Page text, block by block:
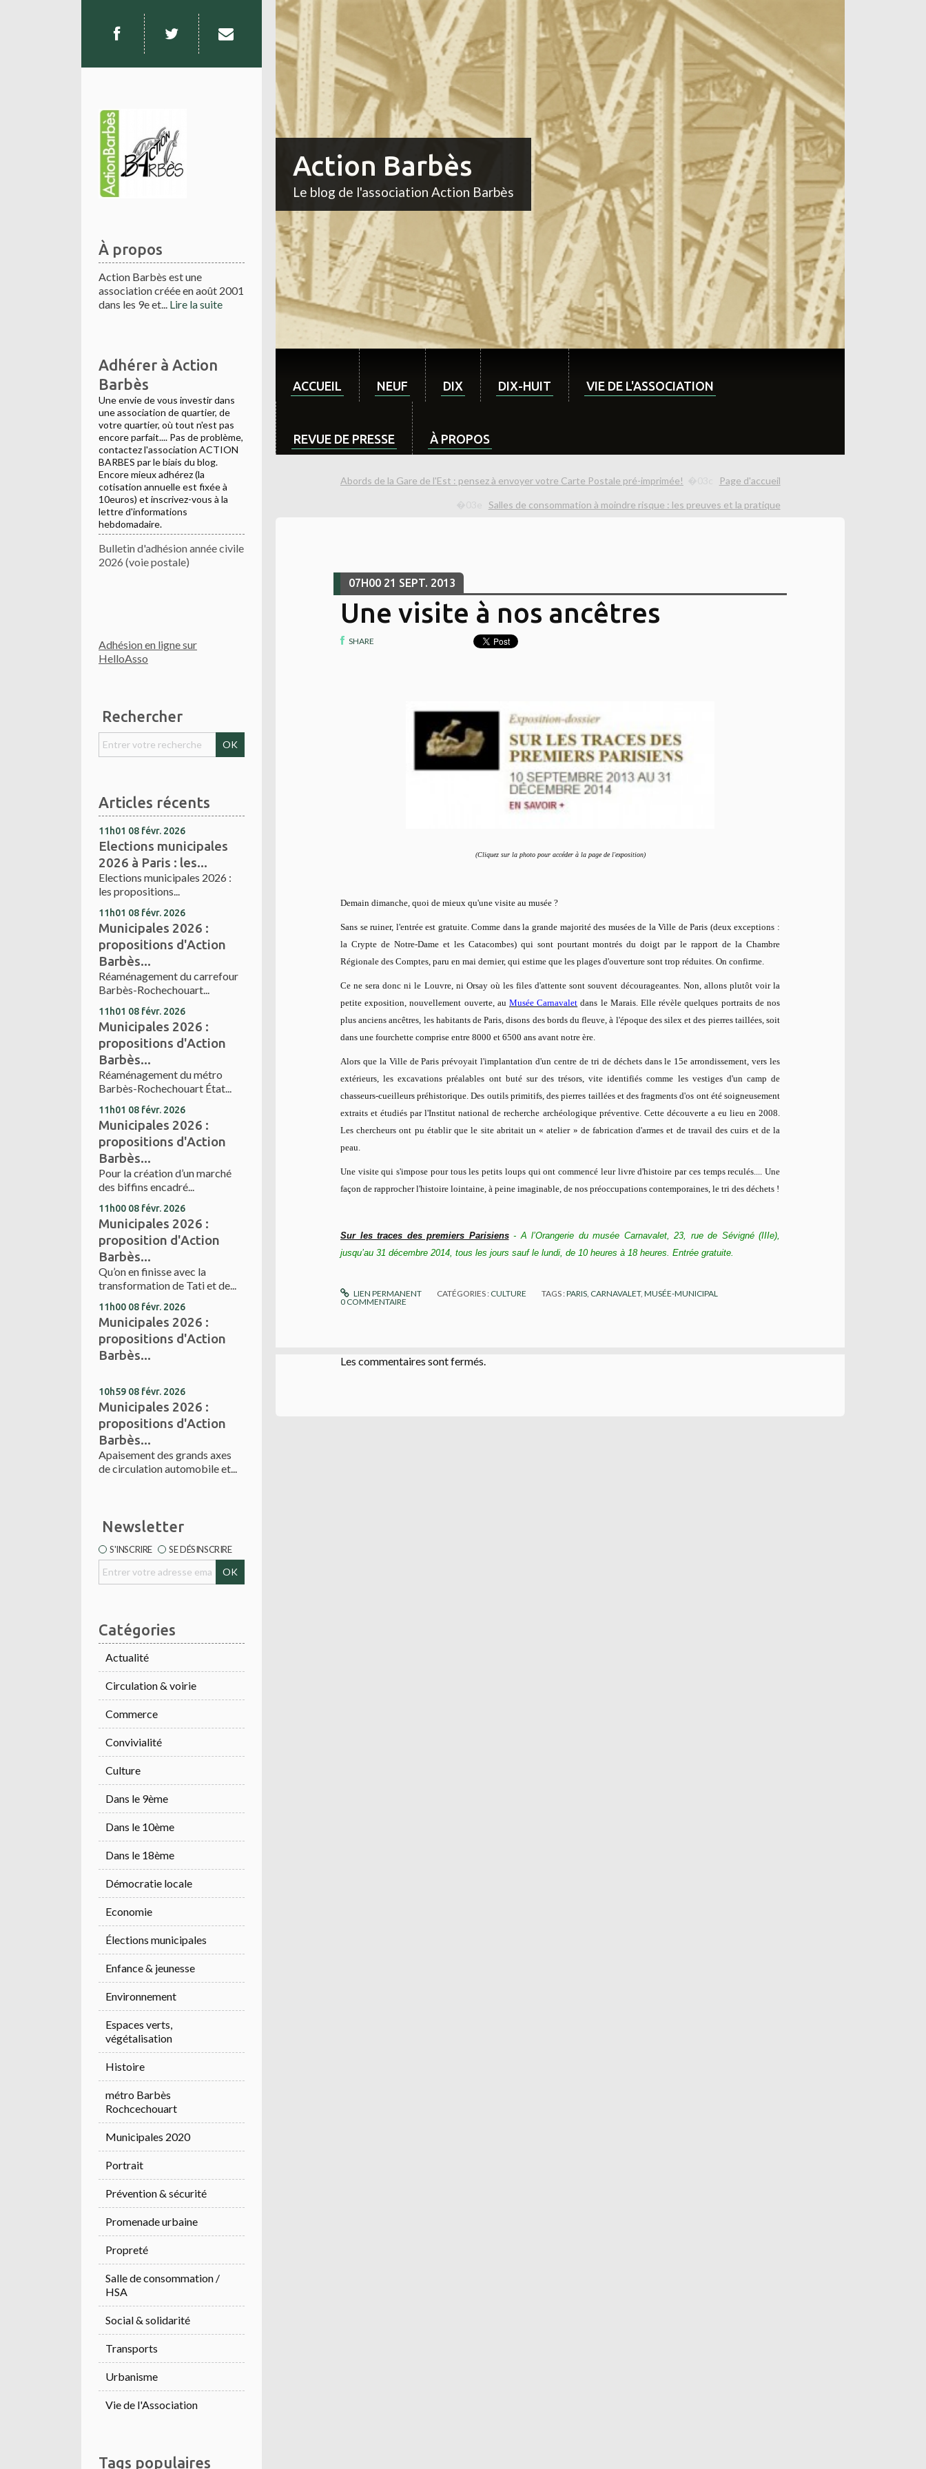
À propos
Action Barbès est une
association créée en août 2001
dans les 9e et... Lire la suite
Adhérer à Action
Barbès
Une envie de vous investir dans
une association de quartier, de
votre quartier, où tout n'est pas
encore parfait.... Pas de problème,
contactez l'association ACTION
BARBES par le biais du blog.
Encore mieux adhérez (la
cotisation annuelle est fixée à
10euros) et inscrivez-vous à la
lettre d'informations
hebdomadaire.
Bulletin d'adhésion année civile
2026 (voie postale)
Adhésion en ligne sur
HelloAsso
Rechercher
Articles récents
11h01 08 févr. 2026
Elections municipales
2026 à Paris : les...
Elections municipales 2026 :
les propositions...
11h01 08 févr. 2026
Municipales 2026 :
propositions d'Action
Barbès...
Réaménagement du carrefour
Barbès-Rochechouart...
11h01 08 févr. 2026
Municipales 2026 :
propositions d'Action
Barbès...
Réaménagement du métro
Barbès-Rochechouart État...
11h01 08 févr. 2026
Municipales 2026 :
propositions d'Action
Barbès...
Pour la création d’un marché
des biffins encadré...
11h00 08 févr. 2026
Municipales 2026 :
proposition d'Action
Barbès...
Qu’on en finisse avec la
transformation de Tati et de...
11h00 08 févr. 2026
Municipales 2026 :
propositions d'Action
Barbès...
10h59 08 févr. 2026
Municipales 2026 :
propositions d'Action
Barbès...
Apaisement des grands axes
de circulation automobile et...
Newsletter
S'INSCRIRE SE DÉSINSCRIRE
Catégories
Actualité
Circulation & voirie
Commerce
Convivialité
Culture
Dans le 9ème
Dans le 10ème
Dans le 18ème
Démocratie locale
Economie
Élections municipales
Enfance & jeunesse
Environnement
Espaces verts,
végétalisation
Histoire
métro Barbès
Rochcechouart
Municipales 2020
Portrait
Prévention & sécurité
Promenade urbaine
Propreté
Salle de consommation /
HSA
Social & solidarité
Transports
Urbanisme
Vie de l'Association
Tags populaires
Action Barbès
Le blog de l'association Action Barbès
ACCUEIL NEUF DIX DIX-HUIT VIE DE L'ASSOCIATION
REVUE DE PRESSE À PROPOS
Abords de la Gare de l'Est : pensez à envoyer votre Carte Postale pré-imprimée! Page d'accueil
Salles de consommation à moindre risque : les preuves et la pratique
07H00 21 SEPT. 2013
Une visite à nos ancêtres
SHARE
(Cliquez sur la photo pour accéder à la page de l'exposition)
Demain dimanche, quoi de mieux qu'une visite au musée ?
Sans se ruiner, l'entrée est gratuite. Comme dans la grande majorité des musées de la Ville de Paris (deux exceptions :
la Crypte de Notre-Dame et les Catacombes) qui sont pourtant montrés du doigt par le rapport de la Chambre
Régionale des Comptes, paru en mai dernier, qui estime que les plages d'ouverture sont trop réduites. On confirme.
Ce ne sera donc ni le Louvre, ni Orsay où les files d'attente sont souvent décourageantes. Non, allons plutôt voir la
petite exposition, nouvellement ouverte, au Musée Carnavalet dans le Marais. Elle révèle quelques portraits de nos
plus anciens ancêtres, les habitants de Paris, disons des bords du fleuve, à l'époque des silex et des pierres taillées, soit
dans une fourchette comprise entre 8000 et 6500 ans avant notre ère.
Alors que la Ville de Paris prévoyait l'implantation d'un centre de tri de déchets dans le 15e arrondissement, vers les
extérieurs, les excavations préalables ont buté sur des trésors, vite identifiés comme les vestiges d'un camp de
chasseurs-cueilleurs préhistorique. Des outils primitifs, des pierres taillées et des fragments d'os ont été soigneusement
extraits et étudiés par l'Institut national de recherche archéologique préventive. Cette découverte a eu lieu en 2008.
Les chercheurs ont pu établir que le site abritait un « atelier » de fabrication d'armes et de travail des cuirs et de la
peau.
Une visite qui s'impose pour tous les petits loups qui ont commencé leur livre d'histoire par ces temps reculés.... Une
façon de rapprocher l'histoire lointaine, à peine imaginable, de nos préoccupations contemporaines, le tri des déchets !
Sur les traces des premiers Parisiens- A l’Orangerie du musée Carnavalet, 23, rue de Sévigné (IIIe),
jusqu’au 31 décembre 2014, tous les jours sauf le lundi, de 10 heures à 18 heures. Entrée gratuite.
LIEN PERMANENT CATÉGORIES : CULTURE TAGS :PARIS CARNAVALET,MUSÉE-MUNICIPAL
0 COMMENTAIRE
Les commentaires sont fermés.